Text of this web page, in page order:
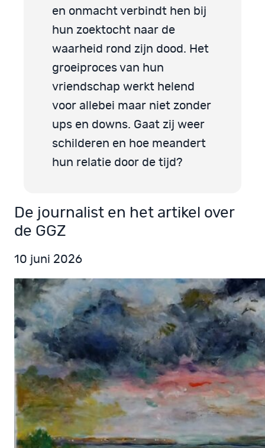
en onmacht verbindt hen bij
hun zoektocht naar de
waarheid rond zijn dood. Het
groeiproces van hun
vriendschap werkt helend
voor allebei maar niet zonder
ups en downs. Gaat zij weer
schilderen en hoe meandert
hun relatie door de tijd?
De journalist en het artikel over
de GGZ
10 juni 2026